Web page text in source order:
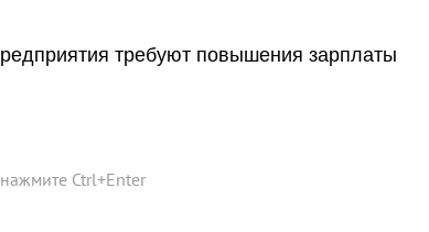
требуют повышения зарплаты
Ctrl+Enter